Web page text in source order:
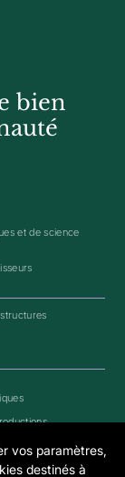
bien
et de science
vos paramètres,
destinés à